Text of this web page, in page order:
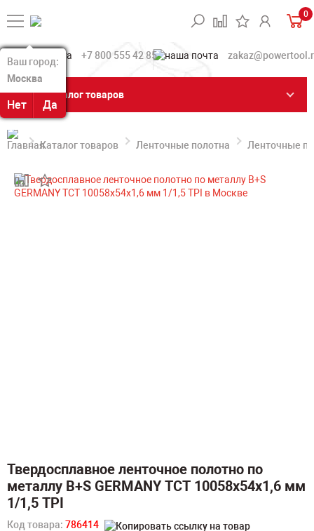
Ваш город:
Москва
Нет Да
Ваш город:
Москва
Нет Да
0
+7 800 555 42 85
Каталог товаров
Каталог товаров Ленточные полотна Ленточные
Твердосплавное ленточное полотно по
металлу B+S GERMANY TCT 10058х54х1,6 мм
1/1,5 TPI
Код товара: 786414